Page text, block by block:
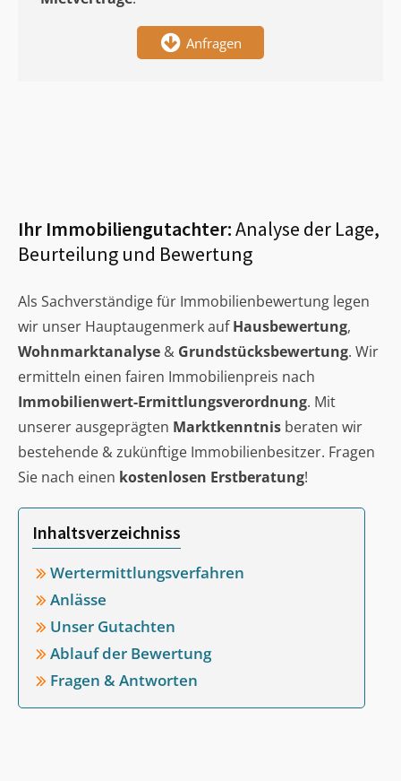
Anfragen
Ihr Immobiliengutachter:Analyse der Lage,
Beurteilung und Bewertung
Als Sachverständige für Immobilienbewertung legen
wir unser Hauptaugenmerk aufHausbewertung,
Wohnmarktanalyse & Grundstücksbewertung. Wir
ermitteln einen fairen Immobilienpreis nach
Immobilienwert-Ermittlungsverordnung. Mit
unserer ausgeprägten Marktkenntnis beraten wir
bestehende & zukünftige Immobilienbesitzer. Fragen
Sie nach einen kostenlosen Erstberatung!
Inhaltsverzeichniss
Wertermittlungsverfahren
Anlässe
Unser Gutachten
Ablauf der Bewertung
Fragen & Antworten